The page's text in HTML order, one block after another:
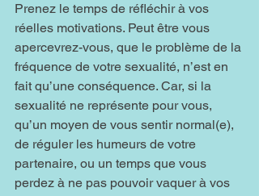
Prenez le temps de réfléchir à vos
réelles motivations. Peut être vous
apercevrez-vous, que le problème de la
fréquence de votre sexualité, n’est en
fait qu’une conséquence. Car, si la
sexualité ne représente pour vous,
qu’un moyen de vous sentir normal(e),
de réguler les humeurs de votre
partenaire, ou un temps que vous
perdez à ne pas pouvoir vaquer à vos